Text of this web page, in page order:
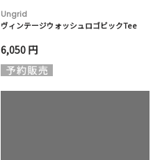
Ungrid
ヴィンテージウォッシュロゴビックTee
6,050 円